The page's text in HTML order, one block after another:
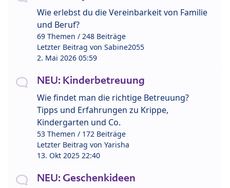
Wie erlebst du die Vereinbarkeit von Familie
und Beruf?
69 Themen / 248 Beiträge
Letzter Beitrag von Sabine2055
2. Mai 2026 05:59
NEU: Kinderbetreuung
Wie findet man die richtige Betreuung?
Tipps und Erfahrungen zu Krippe,
Kindergarten und Co.
53 Themen / 172 Beiträge
Letzter Beitrag von Yarisha
13. Okt 2025 22:40
NEU: Geschenkideen